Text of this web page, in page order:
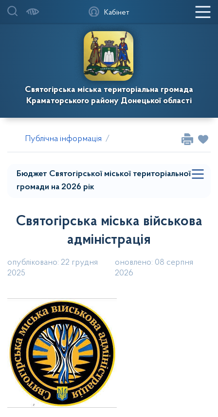
Святогірська міська територіальна громада
Краматорського району Донецької області
Кабінет
Публічна інформація Бюджет
Святогірська міська військова
адміністрація
опубліковано: 22 грудня
2025
оновлено: 08 серпня
2026
Бюджет Святогірської міської територіальної
громади на 2026 рік
Звіти про виконання паспортів бюджетних
Фінансова звітність
Паспорти бюджетних програм
Бюджет Святогірської міської територіальної
громади на 2025 рік
Прогноз бюджету Святогірської міської
територіальної громади на 2027-2029 роки